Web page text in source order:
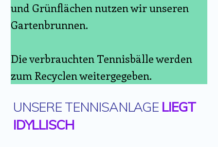
und Grünflächen nutzen wir unseren
Gartenbrunnen.
Die verbrauchten Tennisbälle werden
zum Recyclen weitergegeben.
UNSERE TENNISANLAGE LIEGT
IDYLLISCH